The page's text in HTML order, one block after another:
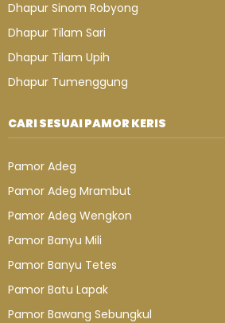
Dhapur Sinom Robyong
Dhapur Tilam Sari
Dhapur Tilam Upih
Dhapur Tumenggung
CARI SESUAI PAMOR KERIS
Pamor Adeg
Pamor Adeg Mrambut
Pamor Adeg Wengkon
Pamor Banyu Mili
Pamor Banyu Tetes
Pamor Batu Lapak
Pamor Bawang Sebungkul